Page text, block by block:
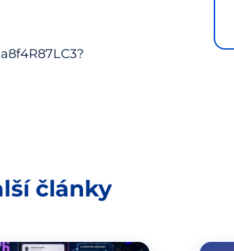
články